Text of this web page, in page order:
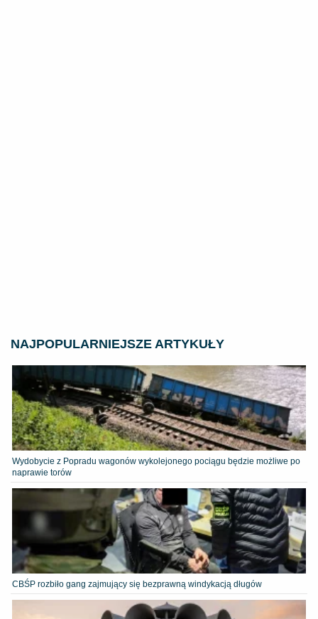
NAJPOPULARNIEJSZE ARTYKUŁY
Wydobycie z Popradu wagonów wykolejonego pociągu będzie możliwe po
naprawie torów
CBŚP rozbiło gang zajmujący się bezprawną windykacją długów